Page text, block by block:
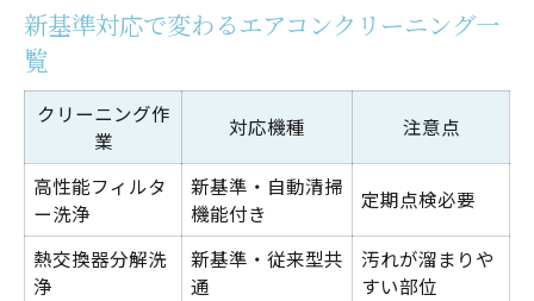
新基準対応で変わるエアコンクリーニング一
覧
クリーニング作
業
対応機種 注意点
高性能フィルタ
ー洗浄
新基準・自動清掃
機能付き
定期点検必要
熱交換器分解洗
浄
新基準・従来型共
通
汚れが溜まりや
すい部位
お気軽にお問い合わせください
お気軽にお問い合わせください